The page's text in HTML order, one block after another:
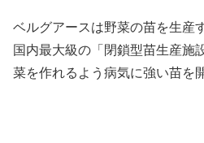
ベルグアースは野菜の苗を生産
国内最大級の「閉鎖型苗生産施
菜を作れるよう病気に強い苗を